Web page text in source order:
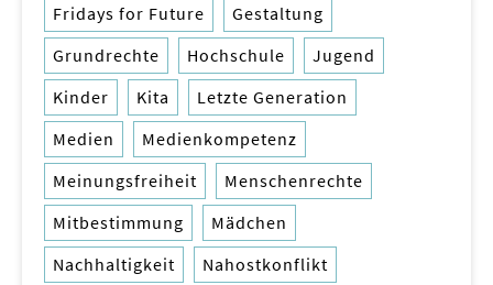
Fridays for Future
Gestaltung
Grundrechte
Hochschule
Jugend
Kinder
Kita
Letzte Generation
Medien
Medienkompetenz
Meinungsfreiheit
Menschenrechte
Mitbestimmung
Mädchen
Nachhaltigkeit
Nahostkonflikt